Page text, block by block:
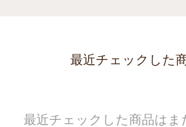
最近チェックした
最近チェックした商品はま